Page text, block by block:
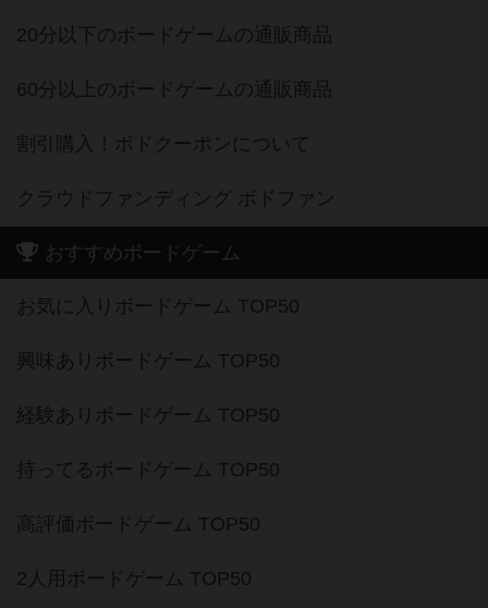
20分以下のボードゲームの通販商品
60分以上のボードゲームの通販商品
割引購入！ボドクーポンについて
クラウドファンディング ボドファン
おすすめボードゲーム
お気に入りボードゲーム TOP50
興味ありボードゲーム TOP50
経験ありボードゲーム TOP50
持ってるボードゲーム TOP50
高評価ボードゲーム TOP50
2人用ボードゲーム TOP50